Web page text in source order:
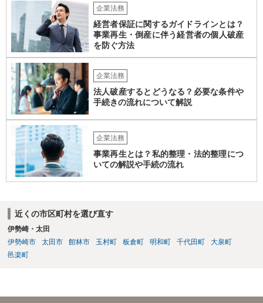
企業法務
経営者保証に関するガイドラインとは？
事業再生・倒産に伴う経営者の個人破産
を防ぐ方法
企業法務
法人破産するとどうなる？必要な条件や
手続きの流れについて解説
企業法務
事業再生とは？私的整理・法的整理につ
いての解説や手続の流れ
近くの市区町村を選び直す
伊勢崎・太田
伊勢崎市
太田市 館林市 玉村町 板倉町 明和町 千代田町
大泉町
邑楽町